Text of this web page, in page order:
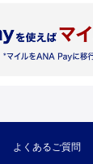
よくあるご質問